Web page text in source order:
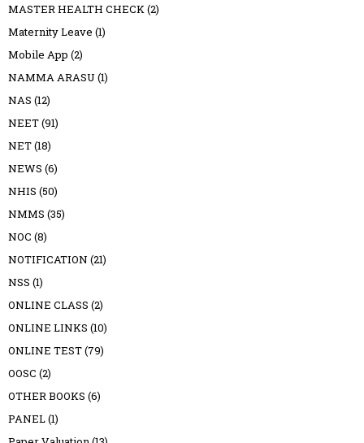
MASTER HEALTH CHECK(2)
Maternity Leave (1)
Mobile App (2)
NAMMA ARASU (1)
NAS (12)
NEET(91)
NET(18)
NEWS (6)
NHIS (50)
NMMS (35)
NOC (8)
NOTIFICATION (21)
NSS (1)
ONLINE CLASS (2)
ONLINE LINKS (10)
ONLINE TEST(79)
OOSC (2)
OTHER BOOKS (6)
PANEL(1)